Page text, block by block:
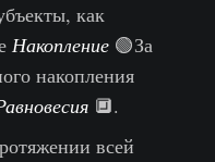
как
Накопление 🟢За
накопления
🔲.
всей